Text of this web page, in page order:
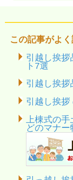
この記事がよ
引越し挨拶
ト7選
引越し挨拶
引越し挨拶
上棟式の
どのマナー